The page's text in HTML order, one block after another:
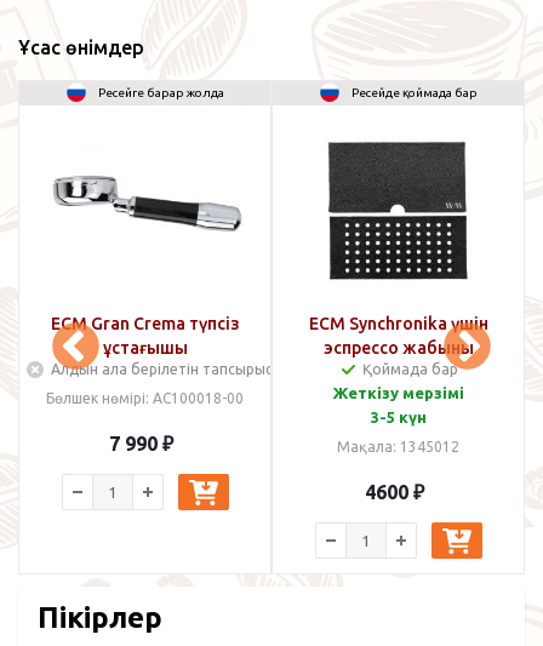
Ұқсас өнімдер
Ресейге барар жолда
ECM Gran Crema түпсіз
ұстағышы
Алдын ала берілетін тапсырыс
Бөлшек нөмірі: AC100018-00
7 990 ₽
Ресейде қоймада бар
ECM Synchronika үшін
эспрессо жабыны
Қоймада бар
Жеткізу мерзімі
3-5 күн
Мақала: 1345012
4600 ₽
Пікірлер